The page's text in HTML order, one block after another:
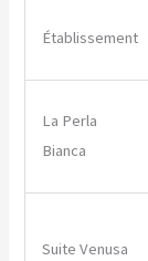
Établissement
La Perla
Bianca
Suite Venusa